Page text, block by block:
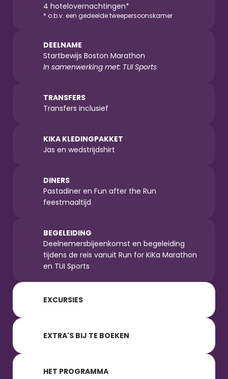
4 hotelovernachtingen*
* o.b.v. een gedeelde tweepersoonskamer
DEELNAME
Startbewijs Boston Marathon
In samenwerking met: TUI Sports
TRANSFERS
Transfers inclusief
KIKA KLEDINGPAKKET
Jas en wedstrijdshirt
DINERS
Pastadiner en Fun after the Run
feestmaaltijd
BEGELEIDING
Deelnemersbijeenkomst en begeleiding
tijdens de reis vanuit Run for KiKa Marathon
en TUI Sports
EXCURSIES
EXTRA'S BIJ TE BOEKEN
HET PROGRAMMA